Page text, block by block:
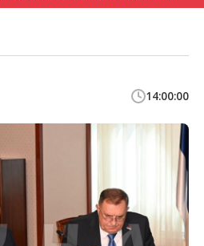
14:00:00